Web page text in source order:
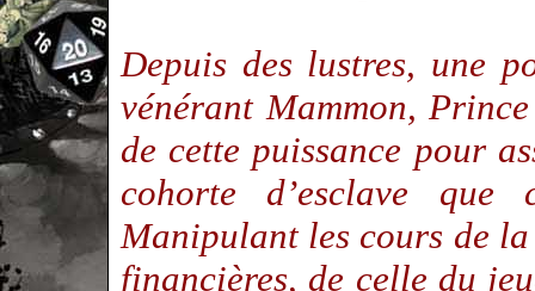
Depuis des lustres, une
vénérant Mammon,
de cette puissance pour
cohorte d’esclave que
Manipulant les cours de
financières, de celle du